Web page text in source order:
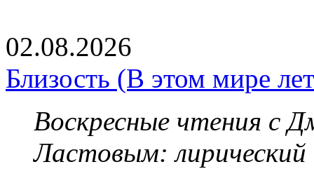
02.08.2026
Близость (В этом мире
Воскресные чтения с
Ластовым: